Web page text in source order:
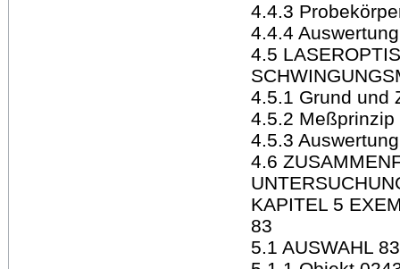
4.4.3
4.4.4
4.5
4.5.1 Grund und
4.5.2 Meßprinzip
4.5.3
4.6
KAPITEL 5
83
5.1 AUSWAHL 83